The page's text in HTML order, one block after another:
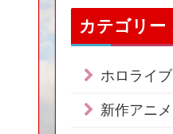
カテゴリー
ホロライブ
新作アニメ